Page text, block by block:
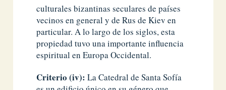
culturales bizantinas seculares de países
vecinos en general y de Rus de Kiev en
particular. A lo largo de los siglos, esta
propiedad tuvo una importante influencia
espiritual en Europa Occidental.
Criterio (iv):La Catedral de Santa Sofía